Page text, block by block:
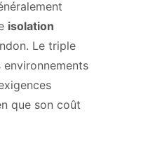
isolation
Le triple
que son coût